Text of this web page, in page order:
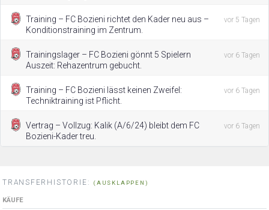
Training – FC Bozieni richtet den Kader neu aus –
Konditionstraining im Zentrum.
vor 5 Tagen
Trainingslager – FC Bozieni gönnt 5 Spielern
Auszeit: Rehazentrum gebucht.
vor 6 Tagen
Training – FC Bozieni lässt keinen Zweifel:
Techniktraining ist Pflicht.
vor 6 Tagen
Vertrag – Vollzug: Kalik (A/6/24) bleibt dem FC
Bozieni-Kader treu.
vor 6 Tagen
TRANSFERHISTORIE: (AUSKLAPPEN)
KÄUFE